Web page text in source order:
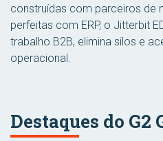
construídas com parceiros de
perfeitas com ERP, o Jitterbit
trabalho B2B, elimina silos e
operacional.
Destaques do G2